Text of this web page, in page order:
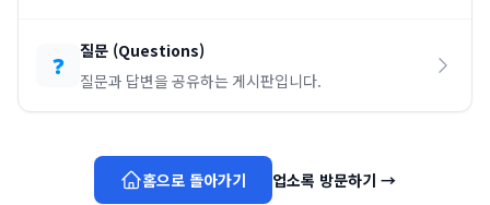
❓ 질문 (Questions)
질문과 답변을 공유하는 게시판입니다.
홈으로 돌아가기 업소록 방문하기 →